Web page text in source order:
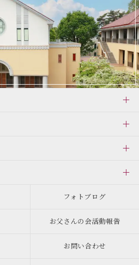
フォトブログ
お父さんの会活動報告
お問い合わせ